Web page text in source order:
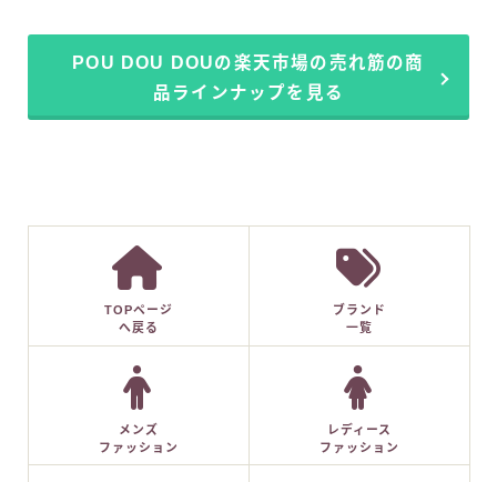
POU DOU DOUの楽天市場の売れ筋の商
品ラインナップを見る
TOPページ
へ戻る
ブランド
一覧
メンズ
ファッション
レディース
ファッション